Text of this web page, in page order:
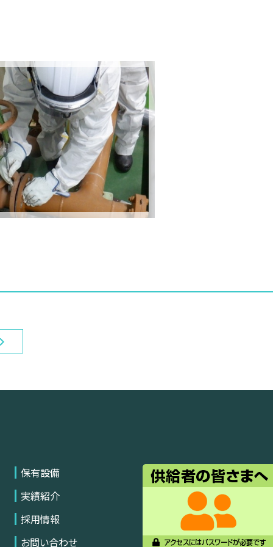
保有設備
実績紹介
採用情報
お問い合わせ